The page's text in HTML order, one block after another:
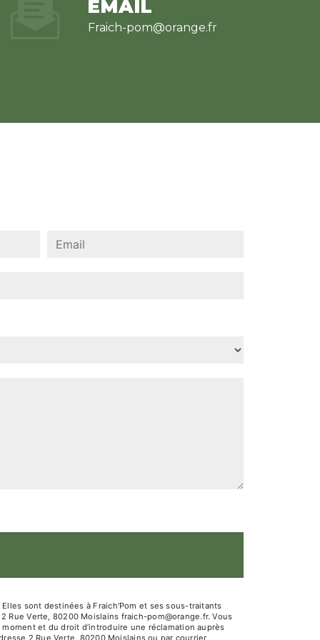
EMAIL
fraich-pom@orange.fr
sont destinées à Fraich'Pom et ses sous-traitants
Verte, 80200 Moislains fraich-pom@orange.fr. Vous
et du droit d’introduire une réclamation auprès